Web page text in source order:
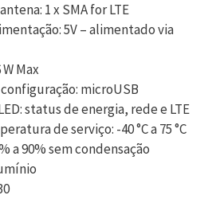
1 x SMA for LTE
5V – alimentado via
Max
microUSB
status de energia, rede e LTE
de serviço: -40 °C a 75 °C
a 90% sem condensação